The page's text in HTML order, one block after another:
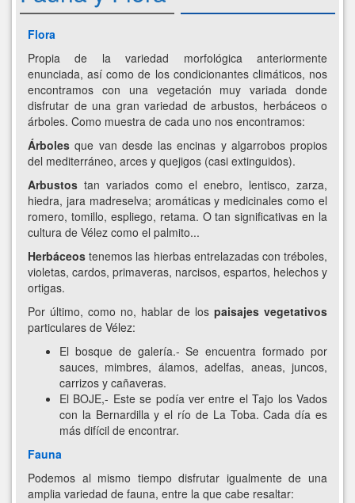
Flora
Propia de la variedad morfológica anteriormente
enunciada, así como de los condicionantes climáticos, nos
encontramos con una vegetación muy variada donde
disfrutar de una gran variedad de arbustos, herbáceos o
árboles. Como muestra de cada uno nos encontramos:
Árboles que van desde las encinas y algarrobos propios
del mediterráneo, arces y quejigos (casi extinguidos).
Arbustos tan variados como el enebro, lentisco, zarza,
hiedra, jara madreselva; aromáticas y medicinales como el
romero, tomillo, espliego, retama. O tan significativas en la
cultura de Vélez como el palmito...
Herbáceos tenemos las hierbas entrelazadas con tréboles,
violetas, cardos, primaveras, narcisos, espartos, helechos y
ortigas.
Por último, como no, hablar de los paisajes vegetativos
particulares de Vélez:
El bosque de galería.- Se encuentra formado por
sauces, mimbres, álamos, adelfas, aneas, juncos,
carrizos y cañaveras.
El BOJE,- Este se podía ver entre el Tajo los Vados
con la Bernardilla y el río de La Toba. Cada día es
más difícil de encontrar.
Fauna
Podemos al mismo tiempo disfrutar igualmente de una
amplia variedad de fauna, entre la que cabe resaltar: